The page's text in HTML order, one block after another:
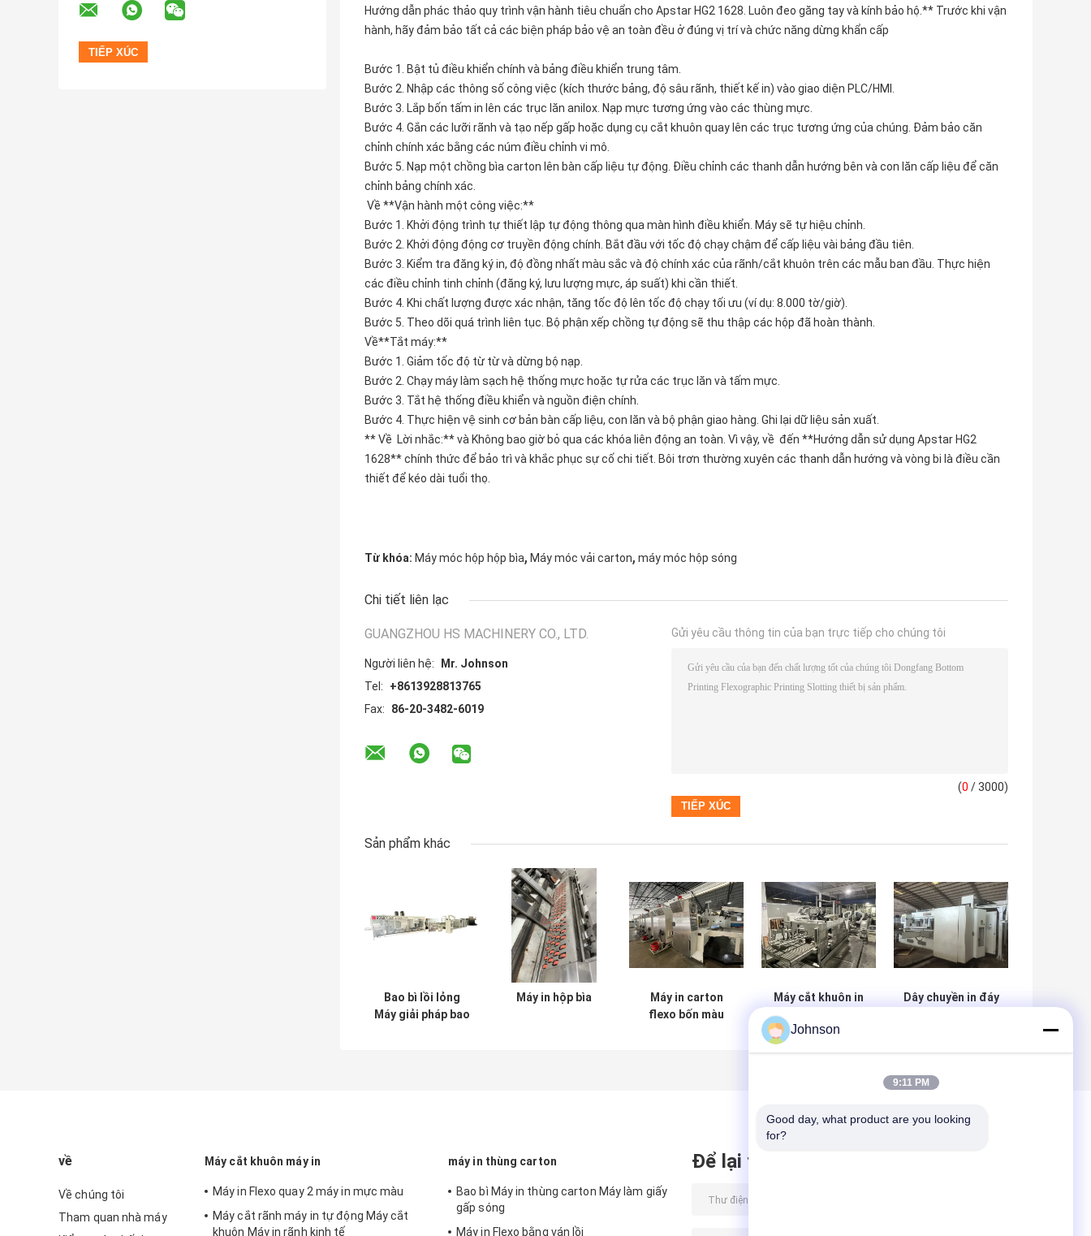
Hướng dẫn phác thảo quy trình vận hành tiêu chuẩn cho Apstar HG2 1628. Luôn đeo găng tay và kính bảo hộ.** Trước khi vận
hành, hãy đảm bảo tất cả các biện pháp bảo vệ an toàn đều ở đúng vị trí và chức năng dừng khẩn cấp
Bước 1. Bật tủ điều khiển chính và bảng điều khiển trung tâm.
Bước 2. Nhập các thông số công việc (kích thước bảng, độ sâu rãnh, thiết kế in) vào giao diện PLC/HMI.
Bước 3. Lắp bốn tấm in lên các trục lăn anilox. Nạp mực tương ứng vào các thùng mực.
Bước 4. Gắn các lưỡi rãnh và tạo nếp gấp hoặc dụng cụ cắt khuôn quay lên các trục tương ứng của chúng. Đảm bảo căn
chỉnh chính xác bằng các núm điều chỉnh vi mô.
Bước 5. Nạp một chồng bìa carton lên bàn cấp liệu tự động. Điều chỉnh các thanh dẫn hướng bên và con lăn cấp liệu để căn
chỉnh bảng chính xác.
Về **Vận hành một công việc:**
Bước 1. Khởi động trình tự thiết lập tự động thông qua màn hình điều khiển. Máy sẽ tự hiệu chỉnh.
Bước 2. Khởi động động cơ truyền động chính. Bắt đầu với tốc độ chạy chậm để cấp liệu vài bảng đầu tiên.
Bước 3. Kiểm tra đăng ký in, độ đồng nhất màu sắc và độ chính xác của rãnh/cắt khuôn trên các mẫu ban đầu. Thực hiện
các điều chỉnh tinh chỉnh (đăng ký, lưu lượng mực, áp suất) khi cần thiết.
Bước 4. Khi chất lượng được xác nhận, tăng tốc độ lên tốc độ chạy tối ưu (ví dụ: 8.000 tờ/giờ).
Bước 5. Theo dõi quá trình liên tục. Bộ phận xếp chồng tự động sẽ thu thập các hộp đã hoàn thành.
Về**Tắt máy:**
Bước 1. Giảm tốc độ từ từ và dừng bộ nạp.
Bước 2. Chạy máy làm sạch hệ thống mực hoặc tự rửa các trục lăn và tấm mực.
Bước 3. Tắt hệ thống điều khiển và nguồn điện chính.
Bước 4. Thực hiện vệ sinh cơ bản bàn cấp liệu, con lăn và bộ phận giao hàng. Ghi lại dữ liệu sản xuất.
** Về Lời nhắc:** và Không bao giờ bỏ qua các khóa liên động an toàn. Vì vậy, về đến **Hướng dẫn sử dụng Apstar HG2
1628** chính thức để bảo trì và khắc phục sự cố chi tiết. Bôi trơn thường xuyên các thanh dẫn hướng và vòng bi là điều cần
thiết để kéo dài tuổi thọ.
Từ khóa: Máy móc hộp hộp bìa, Máy móc vải carton, máy móc hộp sóng
Chi tiết liên lạc
GUANGZHOU HS MACHINERY CO., LTD.
Người liên hệ:
Mr. Johnson
Tel:
+8613928813765
Fax:
86-20-3482-6019
Gửi yêu cầu thông tin của bạn trực tiếp cho chúng tôi
(0 / 3000)
Sản phẩm khác
Bao bì lồi lỏng
Máy giải pháp bao
Máy in hộp bìa
Máy in carton
flexo bốn màu
Máy cắt khuôn in
bốn màu dưới
cùng Máy cắt
khuôn nội tuyến
Dây chuyền in đáy
về
Về chúng tôi
Tham quan nhà máy
Máy cắt khuôn máy in
Máy in Flexo quay 2 máy in mực màu
Máy cắt rãnh máy in tự động Máy cắt
khuôn Máy in rãnh kinh tế
máy in thùng carton
Bao bì Máy in thùng carton Máy làm giấy
gấp sóng
Máy in Flexo bằng ván lồi
Để lại tin nhắn
Johnson
9:11 PM
Good day, what product are you looking
for?